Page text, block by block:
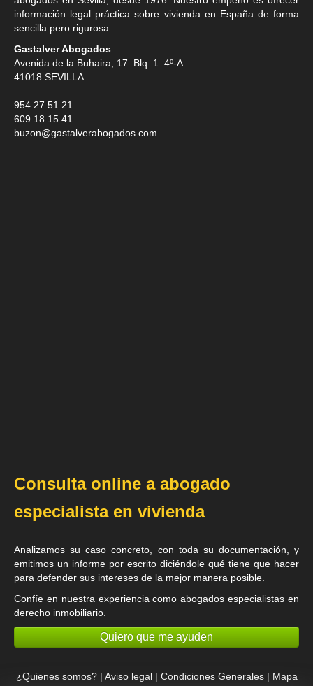
información legal práctica sobre vivienda en España de forma
sencilla pero rigurosa.
Gastalver Abogados
Avenida de la Buhaira, 17. Blq. 1. 4º-A
41018 SEVILLA
954 27 51 21
609 18 15 41
buzon@gastalverabogados.com
Consulta online a abogado
especialista en vivienda
Analizamos su caso concreto, con toda su documentación, y
emitimos un informe por escrito diciéndole qué tiene que hacer
para defender sus intereses de la mejor manera posible.
Confíe en nuestra experiencia comoabogados especialistas en
derecho inmobiliario
Quiero que me ayuden
¿Quienes somos?| Aviso legal| Condiciones Generales| Mapa